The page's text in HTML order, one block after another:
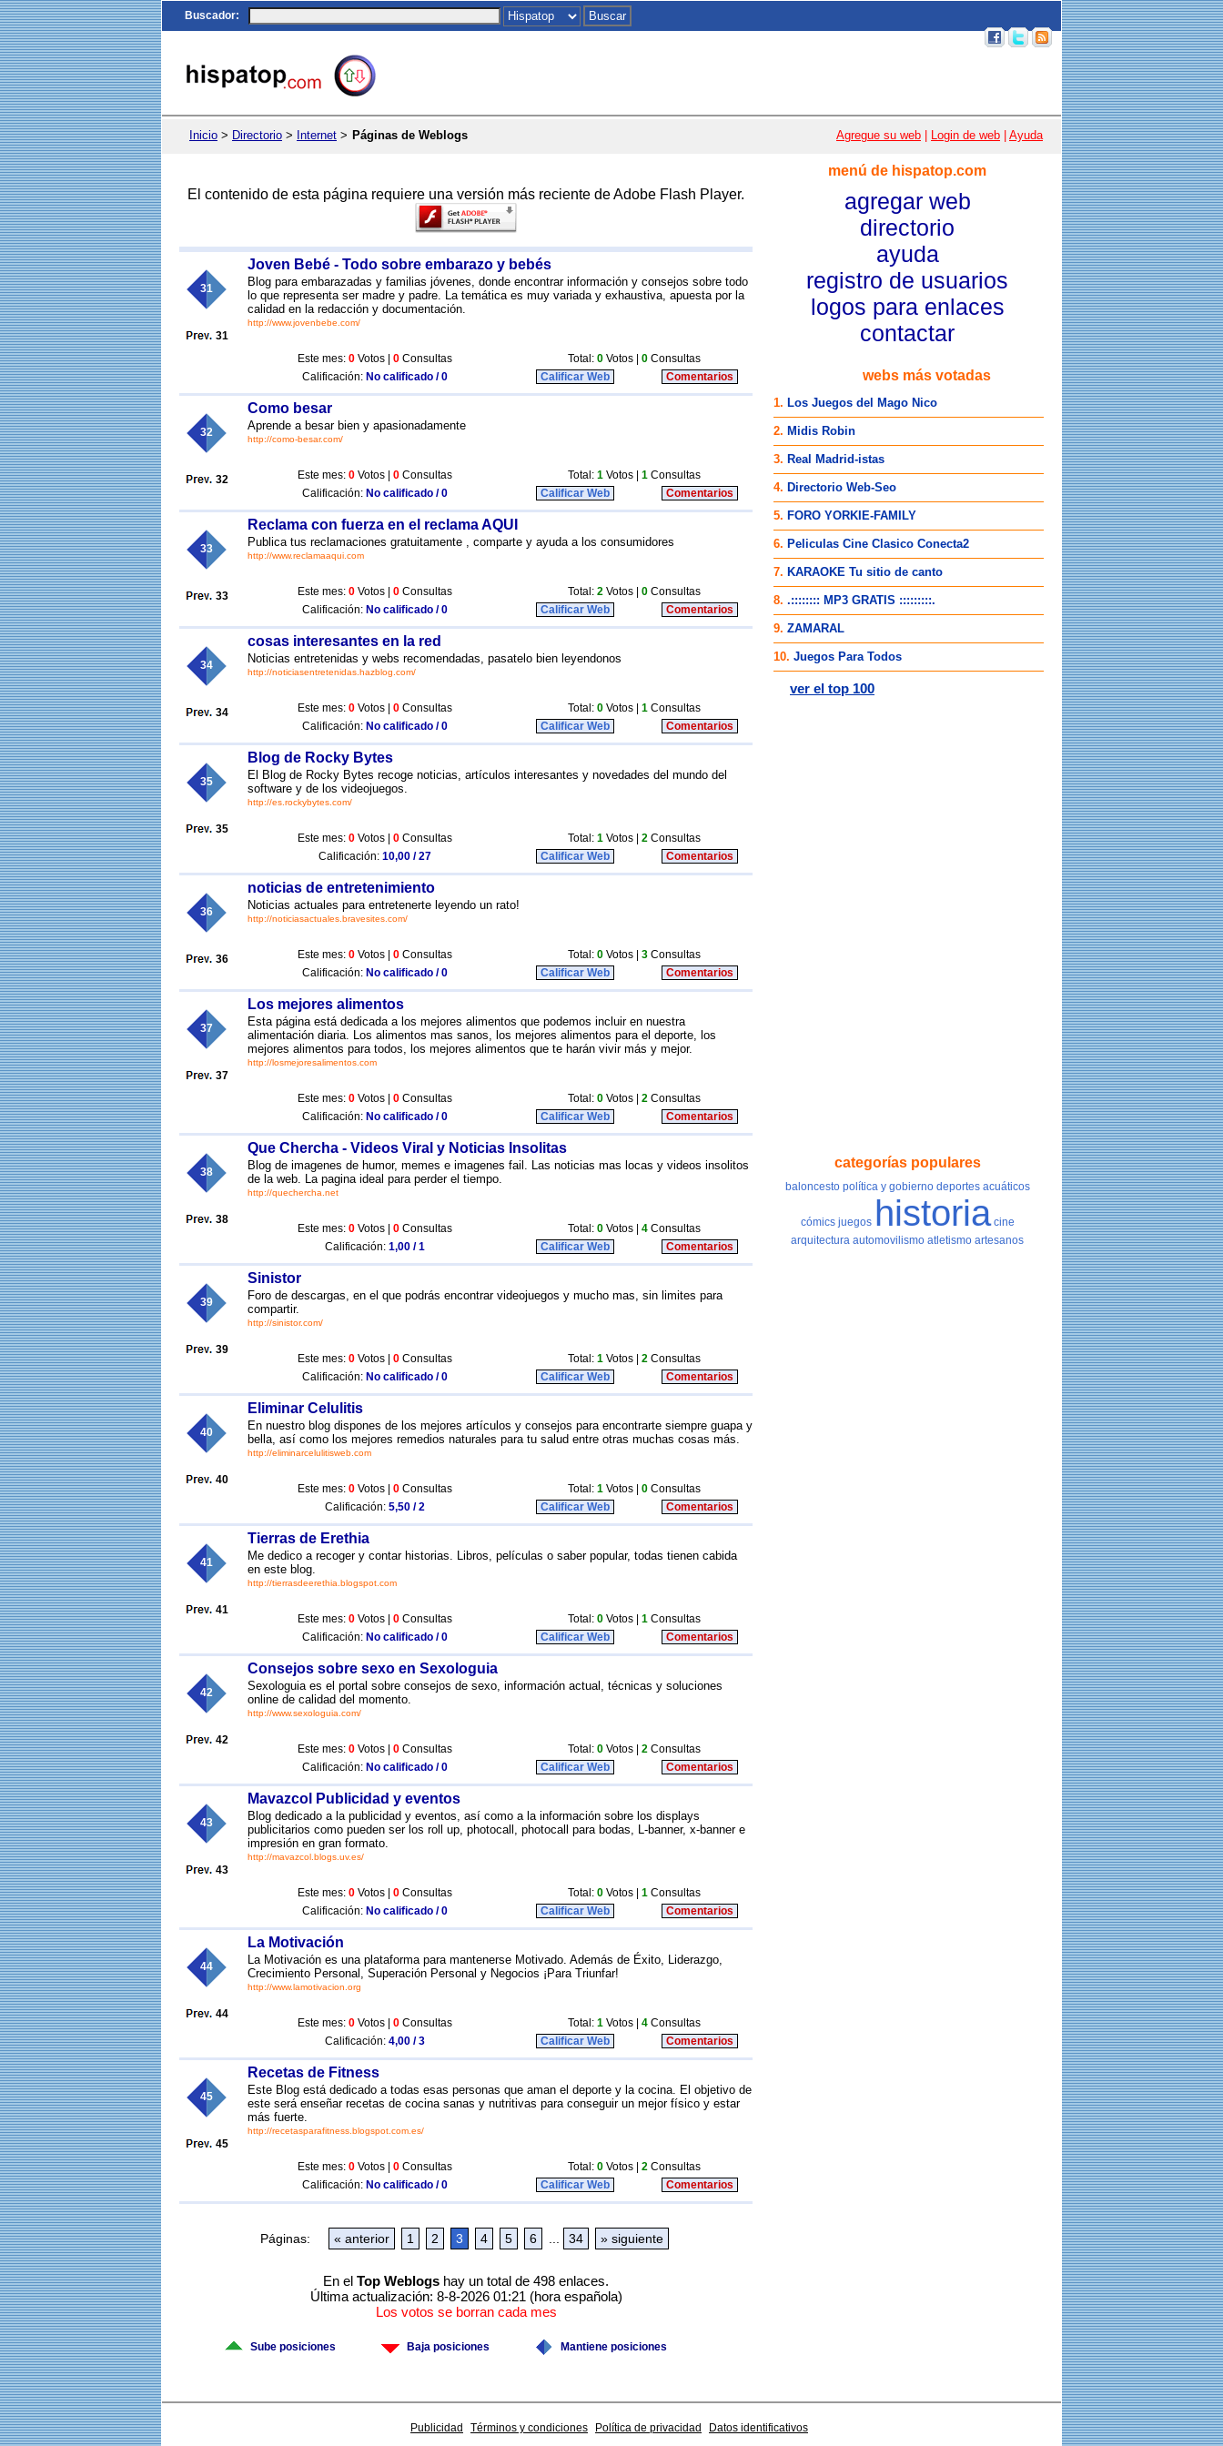
Buscador:
Inicio > Directorio > Internet > Páginas de Weblogs Agregue su web Login de web Ayuda
El contenido de esta página requiere una versión más reciente de Adobe Flash Player.
31
31
Joven Bebé - Todo sobre embarazo y bebés
Blog para embarazadas y familias jóvenes, donde encontrar información y consejos sobre todo
lo que representa ser madre y padre. La temática es muy variada y exhaustiva, apuesta por la
calidad en la redacción y documentación.
http://www.jovenbebe.com/
Este mes: 0 Votos | 0 Consultas Total: 0 Votos | 0 Consultas
Calificación: No calificado / 0 Calificar Web Comentarios
32
32
Como besar
Aprende a besar bien y apasionadamente
http://como-besar.com/
Este mes: 0 Votos | 0 Consultas Total: 1 Votos | 1 Consultas
Calificación: No calificado / 0 Calificar Web Comentarios
33
33
Reclama con fuerza en el reclama AQUI
Publica tus reclamaciones gratuitamente , comparte y ayuda a los consumidores
http://www.reclamaaqui.com
Este mes: 0 Votos | 0 Consultas Total: 2 Votos | 0 Consultas
Calificación: No calificado / 0 Calificar Web Comentarios
34
34
cosas interesantes en la red
Noticias entretenidas y webs recomendadas, pasatelo bien leyendonos
http://noticiasentretenidas.hazblog.com/
Este mes: 0 Votos | 0 Consultas Total: 0 Votos | 1 Consultas
Calificación: No calificado / 0 Calificar Web Comentarios
35
35
Blog de Rocky Bytes
El Blog de Rocky Bytes recoge noticias, artículos interesantes y novedades del mundo del
software y de los videojuegos.
http://es.rockybytes.com/
Este mes: 0 Votos | 0 Consultas Total: 1 Votos | 2 Consultas
Calificación: 10,00 / 27 Calificar Web Comentarios
36
36
noticias de entretenimiento
Noticias actuales para entretenerte leyendo un rato!
http://noticiasactuales.bravesites.com/
Este mes: 0 Votos | 0 Consultas Total: 0 Votos | 3 Consultas
Calificación: No calificado / 0 Calificar Web Comentarios
37
37
Los mejores alimentos
Esta página está dedicada a los mejores alimentos que podemos incluir en nuestra
alimentación diaria. Los alimentos mas sanos, los mejores alimentos para el deporte, los
mejores alimentos para todos, los mejores alimentos que te harán vivir más y mejor.
http://losmejoresalimentos.com
Este mes: 0 Votos | 0 Consultas Total: 0 Votos | 2 Consultas
Calificación: No calificado / 0 Calificar Web Comentarios
38
38
Que Chercha - Videos Viral y Noticias Insolitas
Blog de imagenes de humor, memes e imagenes fail. Las noticias mas locas y videos insolitos
de la web. La pagina ideal para perder el tiempo.
http://quechercha.net
Este mes: 0 Votos | 0 Consultas Total: 0 Votos | 4 Consultas
Calificación: 1,00 / 1 Calificar Web Comentarios
39
39
Sinistor
Foro de descargas, en el que podrás encontrar videojuegos y mucho mas, sin limites para
compartir.
http://sinistor.com/
Este mes: 0 Votos | 0 Consultas Total: 1 Votos | 2 Consultas
Calificación: No calificado / 0 Calificar Web Comentarios
40
40
Eliminar Celulitis
En nuestro blog dispones de los mejores artículos y consejos para encontrarte siempre guapa y
bella, así como los mejores remedios naturales para tu salud entre otras muchas cosas más.
http://eliminarcelulitisweb.com
Este mes: 0 Votos | 0 Consultas Total: 1 Votos | 0 Consultas
Calificación: 5,50 / 2 Calificar Web Comentarios
41
41
Tierras de Erethia
Me dedico a recoger y contar historias. Libros, películas o saber popular, todas tienen cabida
en este blog.
http://tierrasdeerethia.blogspot.com
Este mes: 0 Votos | 0 Consultas Total: 0 Votos | 1 Consultas
Calificación: No calificado / 0 Calificar Web Comentarios
42
42
Consejos sobre sexo en Sexologuia
Sexologuia es el portal sobre consejos de sexo, información actual, técnicas y soluciones
online de calidad del momento.
http://www.sexologuia.com/
Este mes: 0 Votos | 0 Consultas Total: 0 Votos | 2 Consultas
Calificación: No calificado / 0 Calificar Web Comentarios
43
43
Mavazcol Publicidad y eventos
Blog dedicado a la publicidad y eventos, así como a la información sobre los displays
publicitarios como pueden ser los roll up, photocall, photocall para bodas, L-banner, x-banner e
impresión en gran formato.
http://mavazcol.blogs.uv.es/
Este mes: 0 Votos | 0 Consultas Total: 0 Votos | 1 Consultas
Calificación: No calificado / 0 Calificar Web Comentarios
44
44
La Motivación
La Motivación es una plataforma para mantenerse Motivado. Además de Éxito, Liderazgo,
Crecimiento Personal, Superación Personal y Negocios ¡Para Triunfar!
http://www.lamotivacion.org
Este mes: 0 Votos | 0 Consultas Total: 1 Votos | 4 Consultas
Calificación: 4,00 / 3 Calificar Web Comentarios
45
45
Recetas de Fitness
Este Blog está dedicado a todas esas personas que aman el deporte y la cocina. El objetivo de
este será enseñar recetas de cocina sanas y nutritivas para conseguir un mejor físico y estar
más fuerte.
http://recetasparafitness.blogspot.com.es/
Este mes: 0 Votos | 0 Consultas Total: 0 Votos | 2 Consultas
Calificación: No calificado / 0 Calificar Web Comentarios
Páginas: « anterior 1 2 3 4 5 6 34 » siguiente
En el Top Weblogs hay un total de 498 enlaces.
Última actualización: 8-8-2026 01:21 (hora española)
Los votos se borran cada mes
Sube posiciones Baja posiciones Mantiene posiciones
Publicidad Términos y condiciones Política de privacidad Datos identificativos